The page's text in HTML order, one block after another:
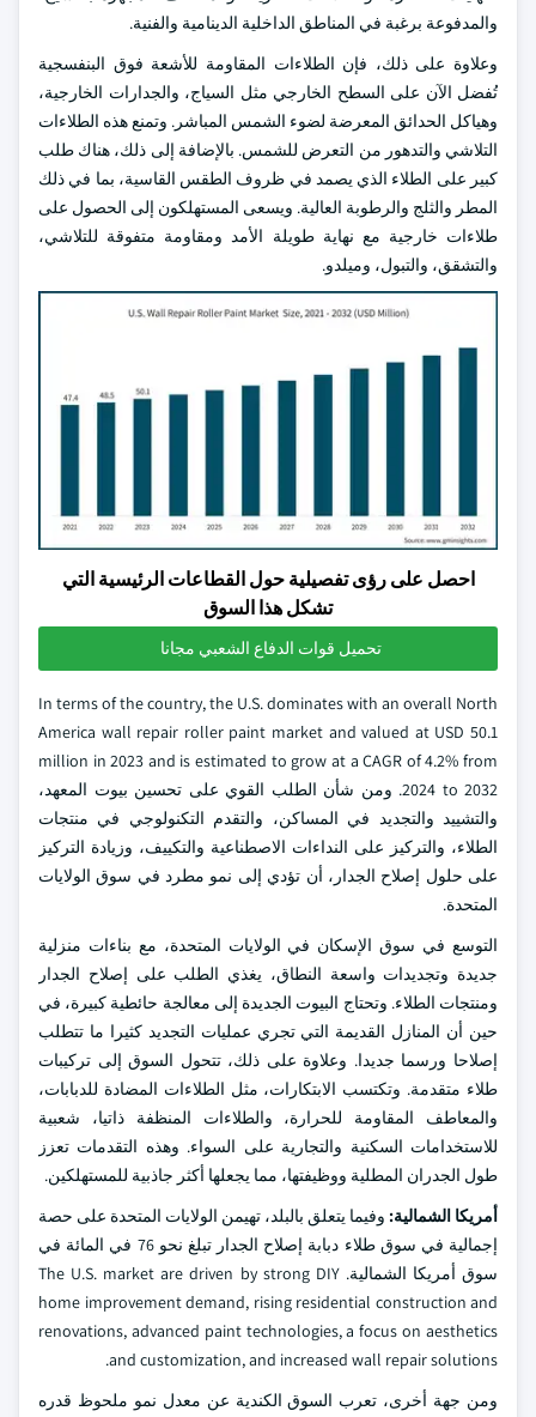
والمدفوعة برغبة في المناطق الداخلية الدينامية والفنية.
وعلاوة على ذلك، فإن الطلاءات المقاومة للأشعة فوق البنفسجية
تُفضل الآن على السطح الخارجي مثل السياج، والجدارات الخارجية،
وهياكل الحدائق المعرضة لضوء الشمس المباشر. وتمنع هذه الطلاءات
التلاشي والتدهور من التعرض للشمس. بالإضافة إلى ذلك، هناك طلب
كبير على الطلاء الذي يصمد في ظروف الطقس القاسية، بما في ذلك
المطر والثلج والرطوبة العالية. ويسعى المستهلكون إلى الحصول على
طلاءات خارجية مع نهاية طويلة الأمد ومقاومة متفوقة للتلاشي،
والتشقق، والتبول، وميلدو.
احصل على رؤى تفصيلية حول القطاعات الرئيسية التي
تشكل هذا السوق
تحميل قوات الدفاع الشعبي مجانا
In terms of the country, the U.S. dominates with an overall North
America wall repair roller paint market and valued at USD 50.1
million in 2023 and is estimated to grow at a CAGR of 4.2% from
2024 to 2032. ومن شأن الطلب القوي على تحسين بيوت المعهد،
والتشييد والتجديد في المساكن، والتقدم التكنولوجي في منتجات
الطلاء، والتركيز على النداءات الاصطناعية والتكييف، وزيادة التركيز
على حلول إصلاح الجدار، أن تؤدي إلى نمو مطرد في سوق الولايات
المتحدة.
التوسع في سوق الإسكان في الولايات المتحدة، مع بناءات منزلية
جديدة وتجديدات واسعة النطاق، يغذي الطلب على إصلاح الجدار
ومنتجات الطلاء. وتحتاج البيوت الجديدة إلى معالجة حائطية كبيرة، في
حين أن المنازل القديمة التي تجري عمليات التجديد كثيرا ما تتطلب
إصلاحا ورسما جديدا. وعلاوة على ذلك، تتحول السوق إلى تركيبات
طلاء متقدمة. وتكتسب الابتكارات، مثل الطلاءات المضادة للدبابات،
والمعاطف المقاومة للحرارة، والطلاءات المنظفة ذاتيا، شعبية
للاستخدامات السكنية والتجارية على السواء. وهذه التقدمات تعزز
طول الجدران المطلية ووظيفتها، مما يجعلها أكثر جاذبية للمستهلكين.
أمريكا الشمالية: وفيما يتعلق بالبلد، تهيمن الولايات المتحدة على حصة
إجمالية في سوق طلاء دبابة إصلاح الجدار تبلغ نحو 76 في المائة في
سوق أمريكا الشمالية. The U.S. market are driven by strong DIY
home improvement demand, rising residential construction and
renovations, advanced paint technologies, a focus on aesthetics
and customization, and increased wall repair solutions.
ومن جهة أخرى، تعرب السوق الكندية عن معدل نمو ملحوظ قدره